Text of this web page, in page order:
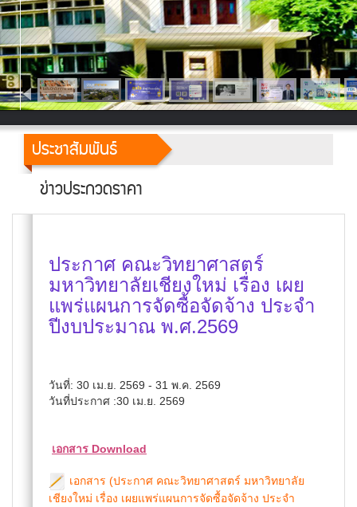
ประชาสัมพันธ์
ข่าวประกวดราคา
ประกาศ คณะวิทยาศาสตร์
มหาวิทยาลัยเชียงใหม่ เรื่อง เผย
แพร่แผนการจัดซื้อจัดจ้าง ประจำ
ปีงบประมาณ พ.ศ.2569
วันที่: 30 เม.ย. 2569 - 31 พ.ค. 2569
วันที่ประกาศ :30 เม.ย. 2569
เอกสาร Download
เอกสาร (ประกาศ คณะวิทยาศาสตร์ มหาวิทยาลัย
เชียงใหม่ เรื่อง เผยแพร่แผนการจัดซื้อจัดจ้าง ประจำ